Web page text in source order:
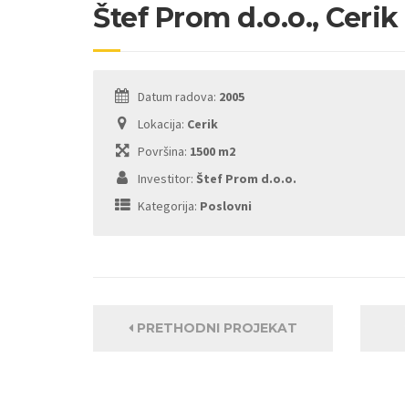
Štef Prom d.o.o., Cerik
Datum radova: 2005
Lokacija: Cerik
Površina: 1500 m2
Investitor: Štef Prom d.o.o.
Kategorija: Poslovni
PRETHODNI PROJEKAT